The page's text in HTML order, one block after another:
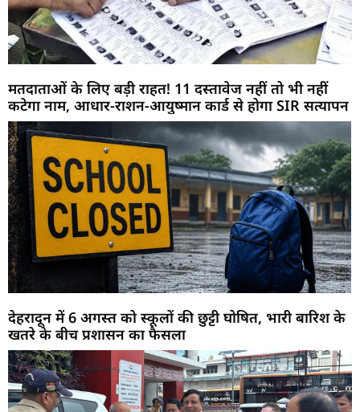
मतदाताओं के लिए बड़ी राहत! 11 दस्तावेज नहीं तो भी नहीं
कटेगा नाम, आधार-राशन-आयुष्मान कार्ड से होगा SIR सत्यापन
देहरादून में 6 अगस्त को स्कूलों की छुट्टी घोषित, भारी बारिश के
खतरे के बीच प्रशासन का फैसला